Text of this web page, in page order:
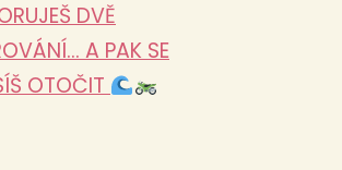
DVĚ
A PAK SE
OTOČIT